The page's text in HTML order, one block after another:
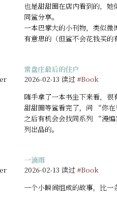
也是甜甜圈在店内看到的，
同鲨分享。
一本巴掌大的小刊物，类似
有意思的（但鲨不会花钱买的
常盘庄最后的住户
2026-02-13 读过 #Book
随手拿了一本书坐下来看，很
甜甜圈等鲨看完了，问 “你在
之后有机会会找同系列 “漫
列出品的。
一滴雨
2026-02-13 读过 #Book
一个小瞬间组成的故事，比一